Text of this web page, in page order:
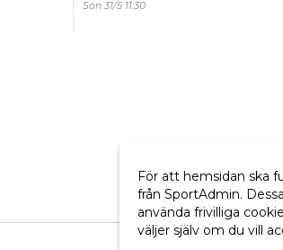
Sön 31/5 11:30
För att hemsidan ska
från SportAdmin.
använda frivilliga
väljer själv om du vill